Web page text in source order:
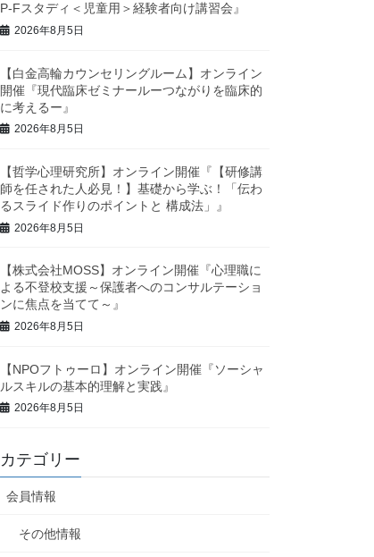
P-Fスタディ＜児童用＞経験者向け講習会』
2026年8月5日
【白金高輪カウンセリングルーム】オンライン
開催『現代臨床ゼミナールーつながりを臨床的
に考えるー』
2026年8月5日
【哲学心理研究所】オンライン開催『【研修講
師を任された人必見！】基礎から学ぶ！「伝わ
るスライド作りのポイントと 構成法」』
2026年8月5日
【株式会社MOSS】オンライン開催『心理職に
よる不登校支援～保護者へのコンサルテーショ
ンに焦点を当てて～』
2026年8月5日
【NPOフトゥーロ】オンライン開催『ソーシャ
ルスキルの基本的理解と実践』
2026年8月5日
カテゴリー
会員情報
その他情報